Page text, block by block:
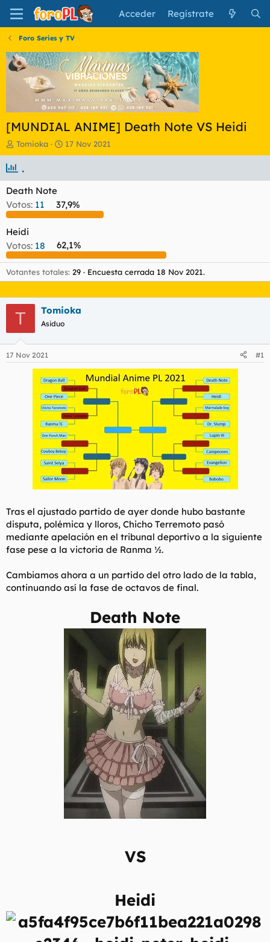
Acceder Regístrate
Foro Series y TV
[MUNDIAL ANIME] Death Note VS Heidi
I
n
i
c
d
o
r
d
e
l
t
e
m
a
Tomioka
F
e
e
i
i
c
i
o
17 Nov 2021
.
Death Note
Votos: 11 37,9%
Heidi
Votos: 18 62,1%
Votantes totales 29 Encuesta cerrada 18 Nov 2021.
T Tomioka
Asiduo
17 Nov 2021 #1
Tras el ajustado partido de ayer donde hubo bastante
disputa, polémica y lloros, Chicho Terremoto pasó
mediante apelación en el tribunal deportivo a la siguiente
fase pese a la victoria de Ranma ½.
Cambiamos ahora a un partido del otro lado de la tabla,
continuando así la fase de octavos de final.
Death Note
VS
Heidi